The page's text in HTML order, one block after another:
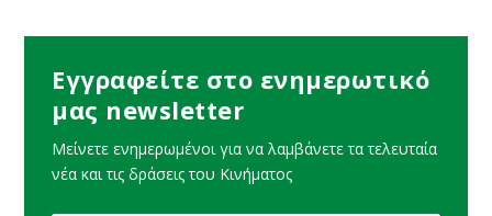
Εγγραφείτε στο ενημερωτικό
μας newsletter
Μείνετε ενημερωμένοι για να λαμβάνετε τα τελευταία
νέα και τις δράσεις του Κινήματος